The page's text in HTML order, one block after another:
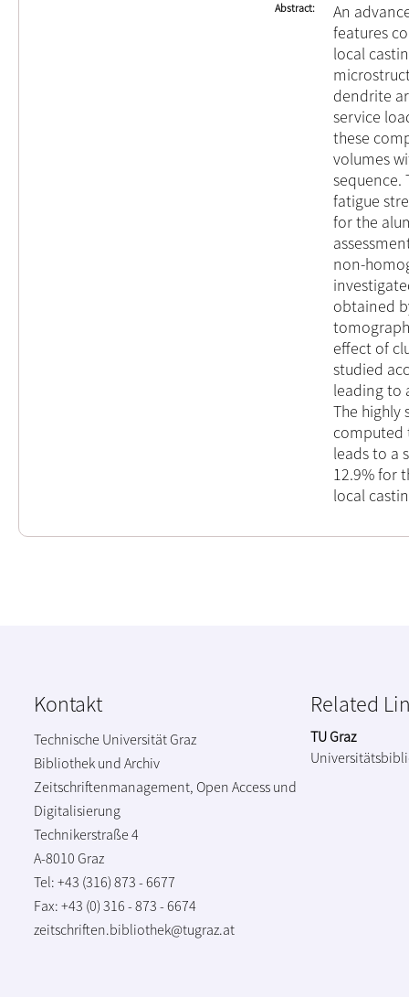
Abstract
An
features
local
dendrite
service
these
volumes
sequence.
fatigue
for the
non-
obtained
effect of
studied
leading to
The highly
computed
leads to a
12.9% for
local
Kontakt
Technische Universität Graz
Bibliothek und Archiv
Zeitschriftenmanagement, Open Access und
Digitalisierung
Technikerstraße 4
A-8010 Graz
Tel: +43 (316) 873 - 6677
Fax: +43 (0) 316 - 873 - 6674
zeitschriften.bibliothek@tugraz.at
Related
TU Graz